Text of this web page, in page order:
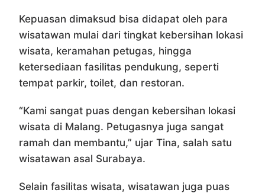
Kepuasan dimaksud bisa didapat oleh para
wisatawan mulai dari tingkat kebersihan lokasi
wisata, keramahan petugas, hingga
ketersediaan fasilitas pendukung, seperti
tempat parkir, toilet, dan restoran.
“Kami sangat puas dengan kebersihan lokasi
wisata di Malang. Petugasnya juga sangat
ramah dan membantu,” ujar Tina, salah satu
wisatawan asal Surabaya.
Selain fasilitas wisata, wisatawan juga puas